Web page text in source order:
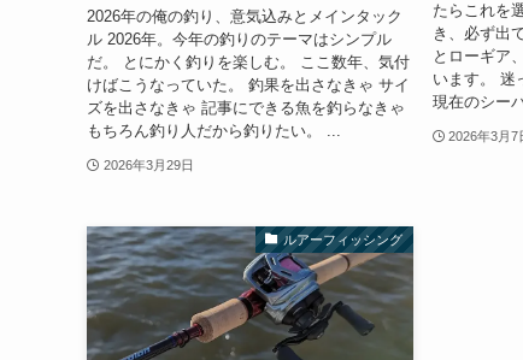
2026年の俺の釣り、意気込みとメインタック
ル 2026年。今年の釣りのテーマはシンプル
だ。 とにかく釣りを楽しむ。 ここ数年、気付
けばこうなっていた。 釣果を出さなきゃ サイ
ズを出さなきゃ 記事にできる魚を釣らなきゃ
もちろん釣り人だから釣りたい。 ...
2026年3月29日
たらこれを
き、必ず出
とローギア
います。 迷
現在のシー
2026年3月7
ルアーフィッシング